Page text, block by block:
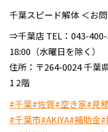
千葉スピード解体 ＜お
⇒千葉店 TEL：043-
18:00（水曜日を除く）
住所：〒264-0024 千葉
1 2階
#千葉#佐賀#空き家#見
#千葉市#AKIYA#補助金